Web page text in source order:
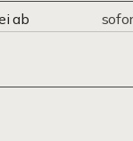
ab